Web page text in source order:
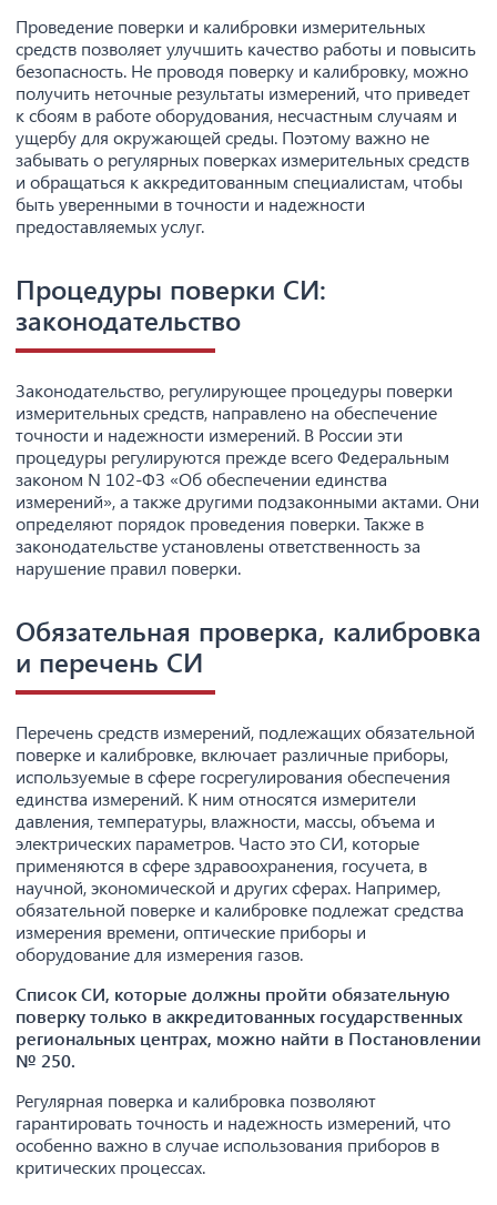
Проведение поверки и калибровки измерительных
средств позволяет улучшить качество работы и повысить
безопасность. Не проводя поверку и калибровку, можно
получить неточные результаты измерений, что приведет
к сбоям в работе оборудования, несчастным случаям и
ущербу для окружающей среды. Поэтому важно не
забывать о регулярных поверках измерительных средств
и обращаться к аккредитованным специалистам, чтобы
быть уверенными в точности и надежности
предоставляемых услуг.
Процедуры поверки СИ:
законодательство
Законодательство, регулирующее процедуры поверки
измерительных средств, направлено на обеспечение
точности и надежности измерений. В России эти
процедуры регулируются прежде всего Федеральным
законом N 102-ФЗ «Об обеспечении единства
измерений», а также другими подзаконными актами. Они
определяют порядок проведения поверки. Также в
законодательстве установлены ответственность за
нарушение правил поверки.
Обязательная проверка, калибровка
и перечень СИ
Перечень средств измерений, подлежащих обязательной
поверке и калибровке, включает различные приборы,
используемые в сфере госрегулирования обеспечения
единства измерений. К ним относятся измерители
давления, температуры, влажности, массы, объема и
электрических параметров. Часто это СИ, которые
применяются в сфере здравоохранения, госучета, в
научной, экономической и других сферах. Например,
обязательной поверке и калибровке подлежат средства
измерения времени, оптические приборы и
оборудование для измерения газов.
Список СИ, которые должны пройти обязательную
поверку только в аккредитованных государственных
региональных центрах, можно найти в Постановлении
№ 250.
Регулярная поверка и калибровка позволяют
гарантировать точность и надежность измерений, что
особенно важно в случае использования приборов в
критических процессах.